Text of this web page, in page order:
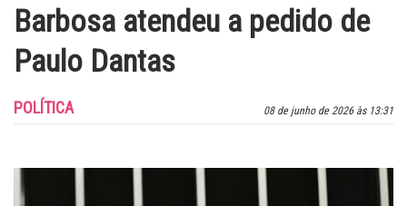
Barbosa atendeu a pedido de
Paulo Dantas
08 de junho de 2026 às 13:31
POLÍTICA